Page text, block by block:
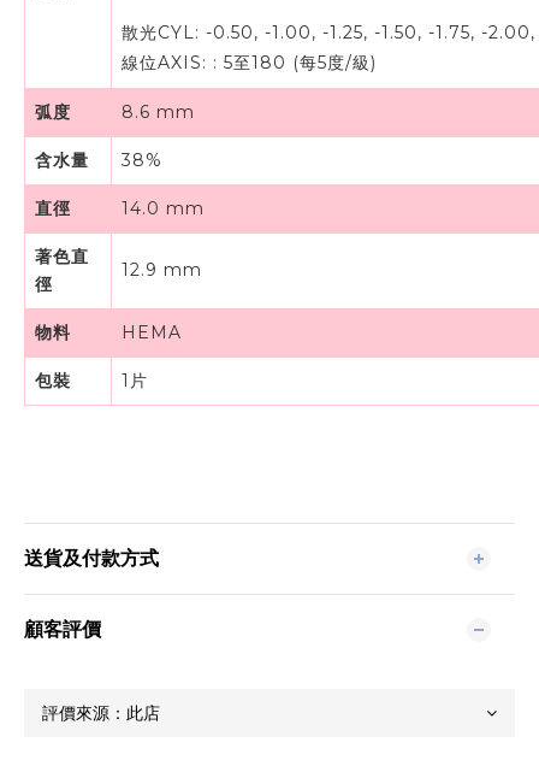
散光CYL: -0.50, -1.00, -1.25, -1.50, -1.75, -
線位AXIS: : 5至180 (每5度/級)
弧度 8.6 mm
含水量 38%
直徑 14.0 mm
著色直
徑
12.9 mm
物料 HEMA
包裝 1片
送貨及付款方式
顧客評價